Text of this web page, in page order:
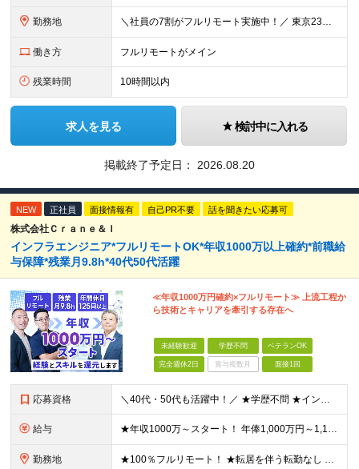
勤務地 ＼社員の7割がフルリモート実施中！／ 東京23区内など1都3県を中心としたプロジェクト先での勤務となります。 ※勤務地は希望を考慮します ≪本社≫ 東京都渋谷区恵比寿南1丁目3番7号 隅越ビル5階
働き方 フルリモートがメイン
残業時間 10時間以内
求人を見る 検討中に入れる
掲載終了予定日： 2026.08.20
NEW 正社員 面接情報有 自己PR不要 話を聞きたい応募可
株式会社Ｃｒａｎｅ＆Ｉ
インフラエンジニア*フルリモートOK*年収1000万以上確約*前職給
与保障*残業月9.8h*40代50代活躍
≪年収1000万円確約×フルリモート≫ 上流工程か
ら技術とキャリアを牽引する存在へ
未経験歓迎 学歴不問 ベテランOK
完全週休2日 賞与複数月 面接1回
応募資格 ＼40代・50代も活躍中！／ ★学歴不問 ★インフラエンジニアの経験を5年以上お持ちの方 ≪こんな方にピッタリです！≫ ◎自身の市場価値を正当に評価してほしい ◎今より年収をアップさせたい ◎多彩な
給与 ★年収1000万～スタート！ 年俸1,000万円～1,162万8,000円（12分割） ※経験・スキルを考慮の上決定します ※上記金額には固定残業代（月30h分・158,400円～184,000円
勤務地 ★100％フルリモート！ ★転居を伴う転勤なし 本社またはプロジェクト先にて勤務いただきます！ ※プロジェクト先は一都三県及び23区内がメイン 【本社】 東京都新宿区神楽坂1-2 研究社英語センタ